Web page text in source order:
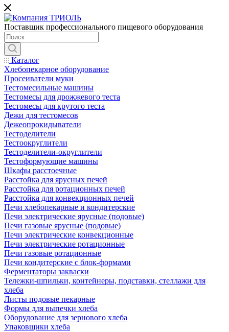
Поставщик профессионального пищевого оборудования
Каталог
Хлебопекарное оборудование
Просеиватели муки
Тестомесильные машины
Тестомесы для дрожжевого теста
Тестомесы для крутого теста
Дежи для тестомесов
Дежеопрокидыватели
Тестоделители
Тестоокруглители
Тестоделители-округлители
Тестоформующие машины
Шкафы расстоечные
Расстойка для ярусных печей
Расстойка для ротационных печей
Расстойка для конвекционных печей
Печи хлебопекарные и кондитерские
Печи электрические ярусные (подовые)
Печи газовые ярусные (подовые)
Печи электрические конвекционные
Печи электрические ротационные
Печи газовые ротационные
Печи кондитерские с блок-формами
Ферментаторы закваски
Тележки-шпильки, контейнеры, подставки, стеллажи для
хлеба
Листы подовые пекарные
Формы для выпечки хлеба
Оборудование для зернового хлеба
Упаковщики хлеба